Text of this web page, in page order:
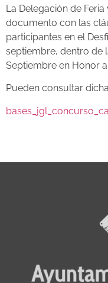
La Delegación de
documento con las
participantes en el
septiembre, dentro de
Septiembre en Honor
Pueden consultar